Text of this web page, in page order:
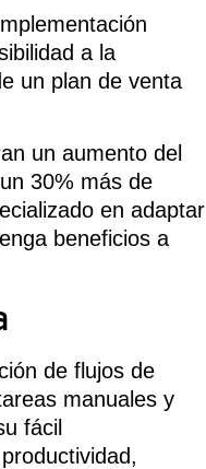
a la
un plan de venta
un aumento del
30% más de
en adaptar
beneficios a
de flujos de
manuales y
fácil